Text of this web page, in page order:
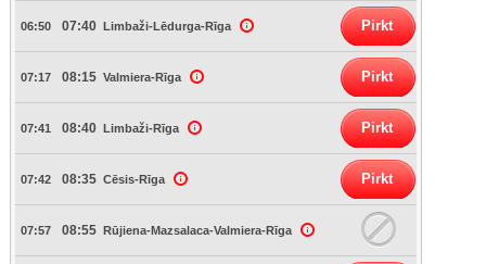
06:50 07:40 Limbaži-Lēdurga-Rīga Pirkt
07:17 08:15 Valmiera-Rīga Pirkt
07:41 08:40 Limbaži-Rīga Pirkt
07:42 08:35 Cēsis-Rīga Pirkt
07:57 08:55 Rūjiena-Mazsalaca-Valmiera-Rīga